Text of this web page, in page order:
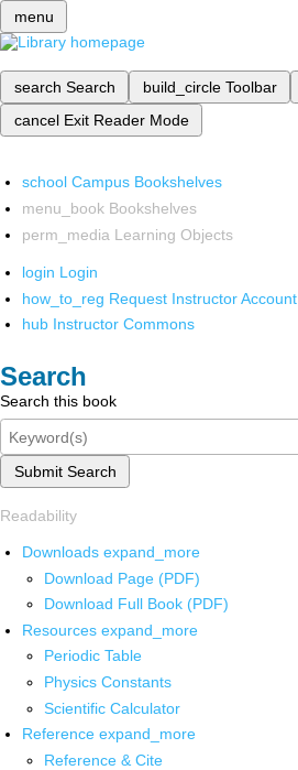
menu
search Search build_circle Toolbar
cancel Exit Reader Mode
school Campus Bookshelves
menu_book Bookshelves
perm_media Learning Objects
login Login
how_to_reg Request Instructor Account
hub Instructor Commons
Search
Search this book
Submit Search
Readability
Downloads expand_more
Download Page (PDF)
Download Full Book (PDF)
Resources expand_more
Periodic Table
Physics Constants
Scientific Calculator
Reference expand_more
Reference & Cite